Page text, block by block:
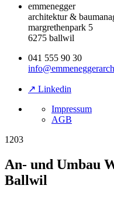
emmenegger
architektur &
margrethenpark 5
6275 ballwil
041 555 90 30
↗ Linkedin
Impressum
AGB
1203
An- und Umbau
Ballwil